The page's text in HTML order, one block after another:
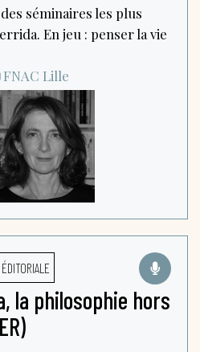
séminaires les plus
En jeu : penser la vie
FNAC Lille
la philosophie hors